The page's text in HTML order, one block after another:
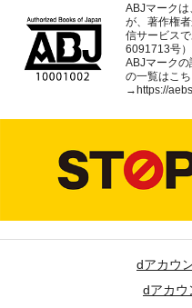
ABJマーク
が、著作権
信サービス
6091713号）
ABJマーク
の一覧はこち
→https://
dアカウ
dアカウ